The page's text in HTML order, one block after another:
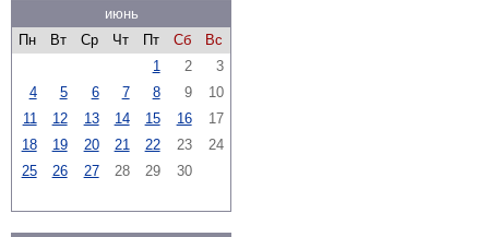
июнь
Пн
Вт Ср Чт Пт Сб
Вс
1
2
3
4
5 6 7 8 9
10
11
12 13 14 15 16
17
18
19 20 21 22 23
24
25
26 27 28 29 30